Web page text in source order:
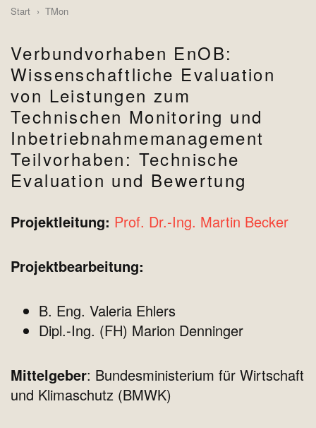
Start TMon
Verbundvorhaben EnOB:
Wissenschaftliche Evaluation
von Leistungen zum
Technischen Monitoring und
Inbetriebnahmemanagement
Teilvorhaben: Technische
Evaluation und Bewertung
Projektleitung: Prof. Dr.-Ing. Martin Becker
Projektbearbeitung:
B. Eng. Valeria Ehlers
Dipl.-Ing. (FH) Marion Denninger
Mittelgeber: Bundesministerium für Wirtschaft
und Klimaschutz (BMWK)